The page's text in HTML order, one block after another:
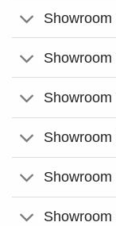
Showroom